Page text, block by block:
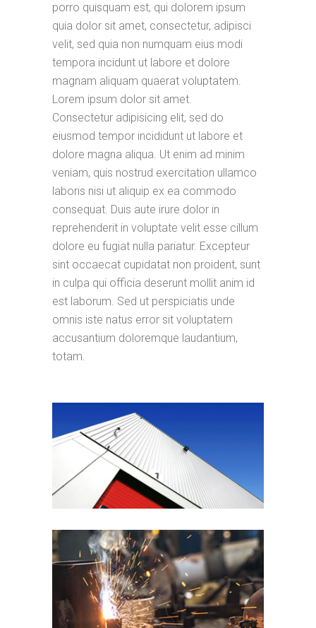
porro quisquam est, qui dolorem ipsum
quia dolor sit amet, consectetur, adipisci
velit, sed quia non numquam eius modi
tempora incidunt ut labore et dolore
magnam aliquam quaerat voluptatem.
Lorem ipsum dolor sit amet.
Consectetur adipisicing elit, sed do
eiusmod tempor incididunt ut labore et
dolore magna aliqua. Ut enim ad minim
veniam, quis nostrud exercitation ullamco
laboris nisi ut aliquip ex ea commodo
consequat. Duis aute irure dolor in
reprehenderit in voluptate velit esse cillum
dolore eu fugiat nulla pariatur. Excepteur
sint occaecat cupidatat non proident, sunt
in culpa qui officia deserunt mollit anim id
est laborum. Sed ut perspiciatis unde
omnis iste natus error sit voluptatem
accusantium doloremque laudantium,
totam.